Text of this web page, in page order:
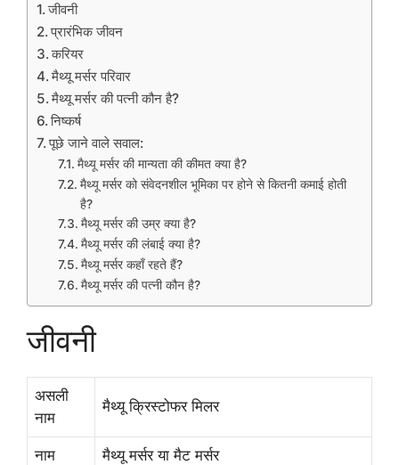
जीवनी
प्रारंभिक जीवन
करियर
मैथ्यू मर्सर परिवार
मैथ्यू मर्सर की पत्नी कौन है?
निष्कर्ष
पूछे जाने वाले सवाल:
मैथ्यू मर्सर की मान्यता की कीमत क्या है?
मैथ्यू मर्सर को संवेदनशील भूमिका पर होने से कितनी कमाई होती
है?
मैथ्यू मर्सर की उम्र क्या है?
मैथ्यू मर्सर की लंबाई क्या है?
मैथ्यू मर्सर कहाँ रहते हैं?
मैथ्यू मर्सर की पत्नी कौन है?
जीवनी
असली
नाम
मैथ्यू क्रिस्टोफर मिलर
नाम मैथ्यू मर्सर या मैट मर्सर